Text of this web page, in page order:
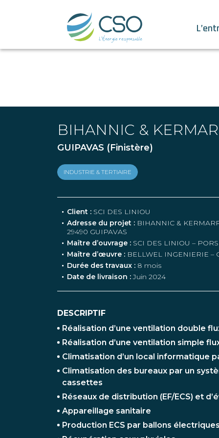
BIHANNIC &
GUIPAVAS (Finistère)
INDUSTRIE & TERTIAIRE
Client : SCI DES LINIOU
Adresse du projet : BIHANNIC &
29490 GUIPAVAS
Maître d’ouvrage : SCI DES LINIOU –
Maître d’œuvre : BELLWEL INGENIERIE –
Durée des travaux : 8 mois
Date de livraison :Juin 2024
DESCRIPTIF
Réalisation d’une ventilation double
Réalisation d’une ventilation simple
Climatisation d’un local informatique
Climatisation des bureaux par un
cassettes
Réseaux de distribution (EF/ECS) et
Appareillage sanitaire
Production ECS par ballons